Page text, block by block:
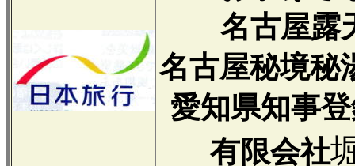
名古屋露
名古屋秘境秘
愛知県知事
有限会社